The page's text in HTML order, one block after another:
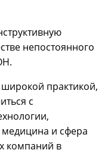
непостоянного
практикой,
с
медицина и сфера
компаний в